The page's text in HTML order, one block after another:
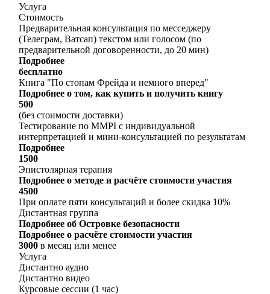
Услуга
Стоимость
Предварительная консультация по месседжеру
(Телеграм, Ватсап) текстом или голосом (по
предварительной договоренности, до 20 мин)
Подробнее
бесплатно
Книга "По стопам Фрейда и немного вперед"
Подробнее о том, как купить и получить книгу
500
(без стоимости доставки)
Тестирование по MMPI с индивидуальной
интерпретацией и мини-консультацией по результатам
Подробнее
1500
Эпистолярная терапия
Подробнее о методе и расчёте стоимости участия
4500
При оплате пяти консультаций и более скидка 10%
Дистантная группа
Подробнее об Островке безопасности
Подробнее о расчёте стоимости участия
3000 в месяц или менее
Услуга
Дистантно аудио
Дистантно видео
Курсовые сессии (1 час)